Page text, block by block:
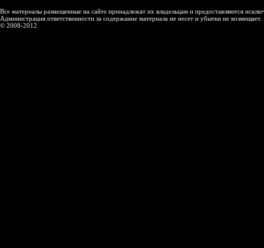
Все материалы размещенные на сайте принадлежат их владельцам и предоставляются
Администрация ответственности за содержание материала не несет и убытки не возмещает.
© 2008-2012